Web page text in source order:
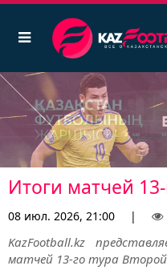
Итоги матчей
08 июл. 2026, 21:00 |
KazFootball.kz
матчей 13-го тура Второй